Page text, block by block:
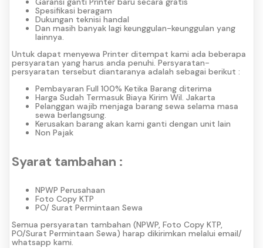
Spesifikasi beragam
Dukungan teknisi handal
Dan masih banyak lagi keunggulan-keunggulan yang
lainnya.
Untuk dapat menyewa Printer ditempat kami ada beberapa
persyaratan yang harus anda penuhi. Persyaratan-
persyaratan tersebut diantaranya adalah sebagai berikut :
Pembayaran Full 100% Ketika Barang diterima
Harga Sudah Termasuk Biaya Kirim Wil. Jakarta
Pelanggan wajib menjaga barang sewa selama masa
sewa berlangsung.
Kerusakan barang akan kami ganti dengan unit lain
Non Pajak
Syarat tambahan :
NPWP Perusahaan
Foto Copy KTP
PO/ Surat Permintaan Sewa
Semua persyaratan tambahan (NPWP, Foto Copy KTP,
PO/Surat Permintaan Sewa) harap dikirimkan melalui email/
whatsapp kami.